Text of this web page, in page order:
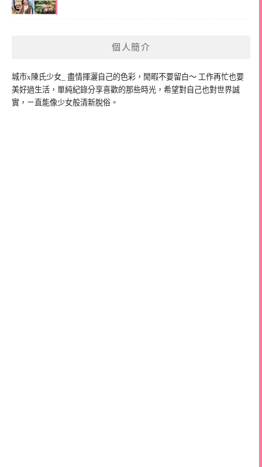
個人簡介
城市x陳氏少女_ 盡情揮灑自己的色彩，閒暇不要留白～ 工作再忙也要
美好過生活，單純紀錄分享喜歡的那些時光，希望對自己也對世界誠
實，ㄧ直能像少女般清新脫俗。